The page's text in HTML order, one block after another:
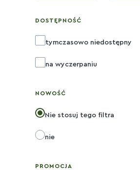
DOSTĘPNOŚĆ
Dostępność
tymczasowo niedostępny
na wyczerpaniu
NOWOŚĆ
Nie stosuj tego filtra
nie
PROMOCJA